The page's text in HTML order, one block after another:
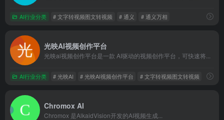
AI行业分类 # 文字转视频图文转视频 # 通义 # 通义万相
光映AI视频创作平台
光映ai视频创作平台是一款 AI驱动的视频创作平台，可快速将...
AI行业分类 # 光映AI # 光映AI视频创作平台 # 文字转视频图文转视频
Chromox AI
Chromox 是AlkaidVision开发的AI视频生成...